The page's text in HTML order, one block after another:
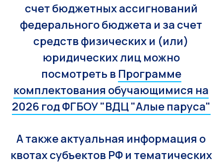
счет бюджетных ассигнований
федерального бюджета и за счет
средств физических и (или)
юридических лиц можно
посмотреть в Программе
комплектования обучающимися на
2026 год ФГБОУ "ВДЦ "Алые паруса"
А также актуальная информация о
квотах субъектов РФ и тематических